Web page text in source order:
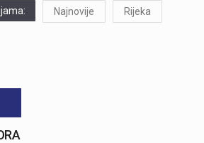
Najnovije Rijeka